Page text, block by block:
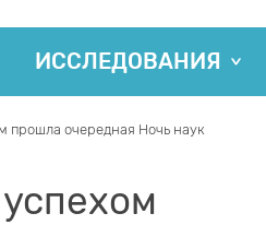
ИССЛЕДОВАНИЯ
прошла очередная Ночь наук